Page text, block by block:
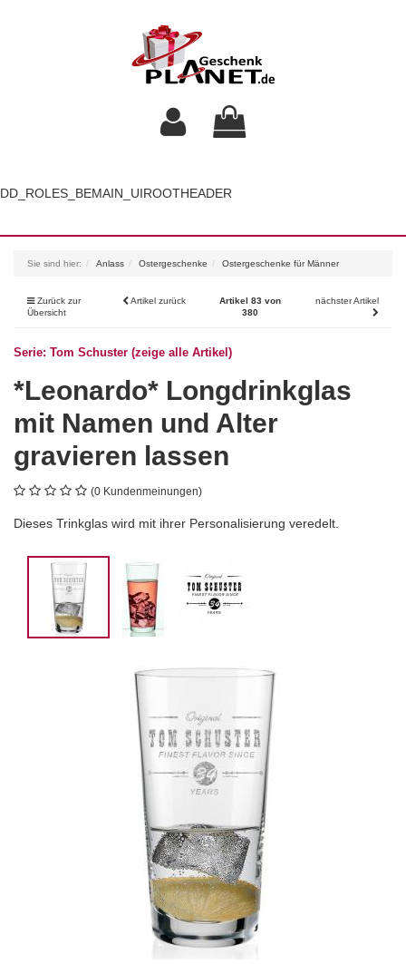
DD_ROLES_BEMAIN_UIROOTHEADER
Sie sind hier: Anlass Ostergeschenke Ostergeschenke für Männer
Zurück zur
Übersicht
Artikel zurück
Artikel 83 von
380
nächster Artikel
Serie: Tom Schuster (zeige alle Artikel)
*Leonardo* Longdrinkglas
mit Namen und Alter
gravieren lassen
(0 Kundenmeinungen)
Dieses Trinkglas wird mit ihrer Personalisierung veredelt.